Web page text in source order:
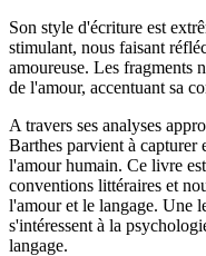
Son style d'écriture est
stimulant, nous faisant
amoureuse. Les fragments
de l'amour, accentuant sa
A travers ses analyses
Barthes parvient à capturer
l'amour humain. Ce livre
conventions littéraires et
l'amour et le langage. Une
s'intéressent à la
langage.